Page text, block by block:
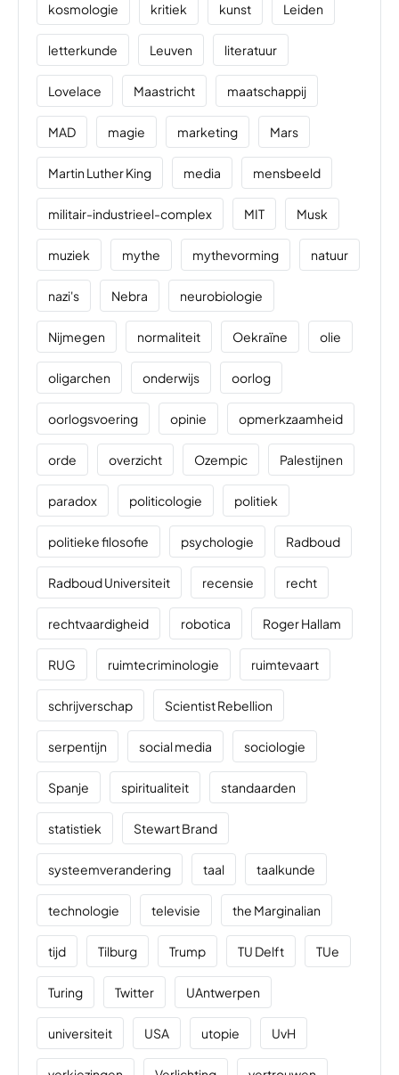
kosmologie kritiek kunst Leiden
letterkunde Leuven literatuur
Lovelace Maastricht maatschappij
MAD magie marketing Mars
Martin Luther King media mensbeeld
militair-industrieel-complex MIT Musk
muziek mythe mythevorming natuur
nazi's Nebra neurobiologie
Nijmegen normaliteit Oekraïne olie
oligarchen onderwijs oorlog
oorlogsvoering opinie opmerkzaamheid
orde overzicht Ozempic Palestijnen
paradox politicologie politiek
politieke filosofie psychologie Radboud
Radboud Universiteit recensie recht
rechtvaardigheid robotica Roger Hallam
RUG ruimtecriminologie ruimtevaart
schrijverschap Scientist Rebellion
serpentijn social media sociologie
Spanje spiritualiteit standaarden
statistiek Stewart Brand
systeemverandering taal taalkunde
technologie televisie the Marginalian
tijd Tilburg Trump TU Delft TUe
Turing Twitter UAntwerpen
universiteit USA utopie UvH